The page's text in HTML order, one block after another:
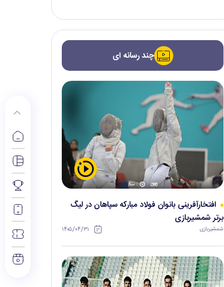
چند رسانه ای
افتخارآفرینی بانوان فولاد مبارکه سپاهان در لیگ
برتر شمشیربازی
شمشیربازی ۱۴۰۵/۰۴/۳۱